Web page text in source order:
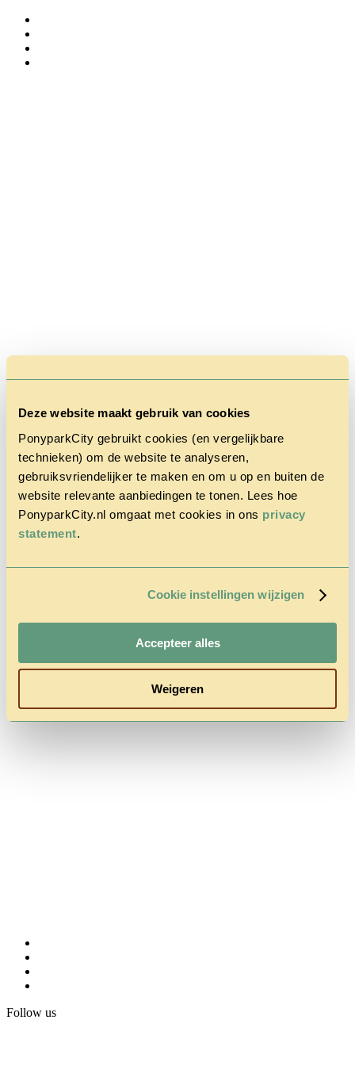
Deze website maakt gebruik van cookies
PonyparkCity gebruikt cookies (en vergelijkbare
technieken) om de website te analyseren,
gebruiksvriendelijker te maken en om u op en buiten de
website relevante aanbiedingen te tonen. Lees hoe
PonyparkCity.nl omgaat met cookies in ons privacy
statement.
Cookie instellingen wijzigen
Accepteer alles
Weigeren
Home
Het Park
Cowboy
Actie
Herfstvakantie
Follow us